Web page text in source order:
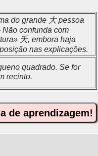
do grande 大 pessoa
Não confunda com
夭, embora haja
nas explicações.
quadrado. Se for
recinto.
de aprendizagem!